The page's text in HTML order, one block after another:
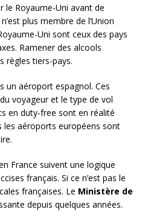
le Royaume-Uni avant de
plus membre de l’Union
Uni sont ceux des pays
Ramener des alcools
règles tiers-pays.
un aéroport espagnol. Ces
voyageur et le type de vol
en duty-free sont en réalité
les aéroports européens sont
France suivent une logique
français. Si ce n’est pas le
françaises. Le Ministère de
depuis quelques années.